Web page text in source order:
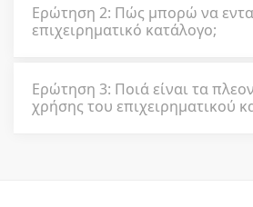
Ερώτηση 2: Πώς μπορώ να
επιχειρηματικό κατάλογο;
Ερώτηση 3: Ποιά είναι τα
χρήσης του επιχειρηματικού